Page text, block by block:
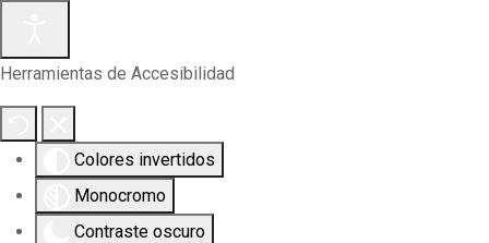
Herramientas de Accesibilidad
Colores invertidos
Monocromo
Contraste oscuro